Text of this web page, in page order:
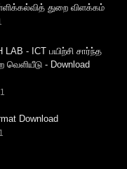
துறை விளக்கம்
- ICT பயிற்சி சார்ந்த
- Download
Download